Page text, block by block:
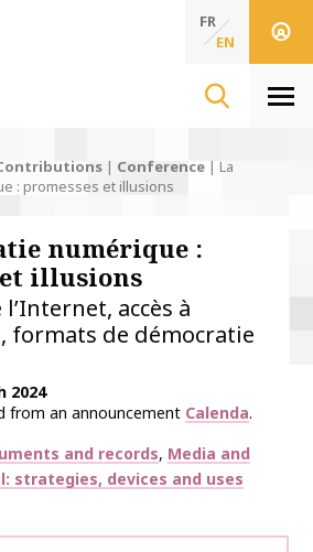
des Sciences de l'Information & de
Française des Sciences de
FR
EN
| Conference | La
: promesses et illusions
numérique :
et illusions
accès à
formats de démocratie
2024
from an announcement Calenda.
and records Media and
strategies, devices and uses